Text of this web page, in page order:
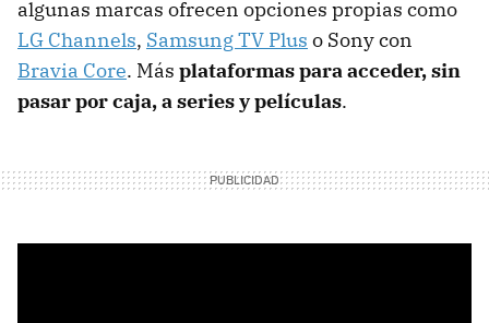
algunas marcas ofrecen opciones propias como
LG Channels, Samsung TV Plus o Sony con
Bravia Core. Más plataformas para acceder, sin
pasar por caja, a series y películas.